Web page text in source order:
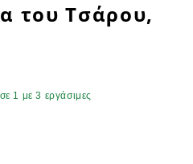
του Τσάρου,
1 με 3 εργάσιμες